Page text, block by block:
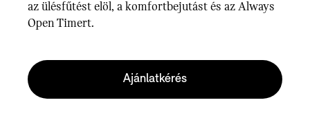
az ülésfűtést elöl, a komfortbejutást és az Always
Open Timert.
Ajánlatkérés